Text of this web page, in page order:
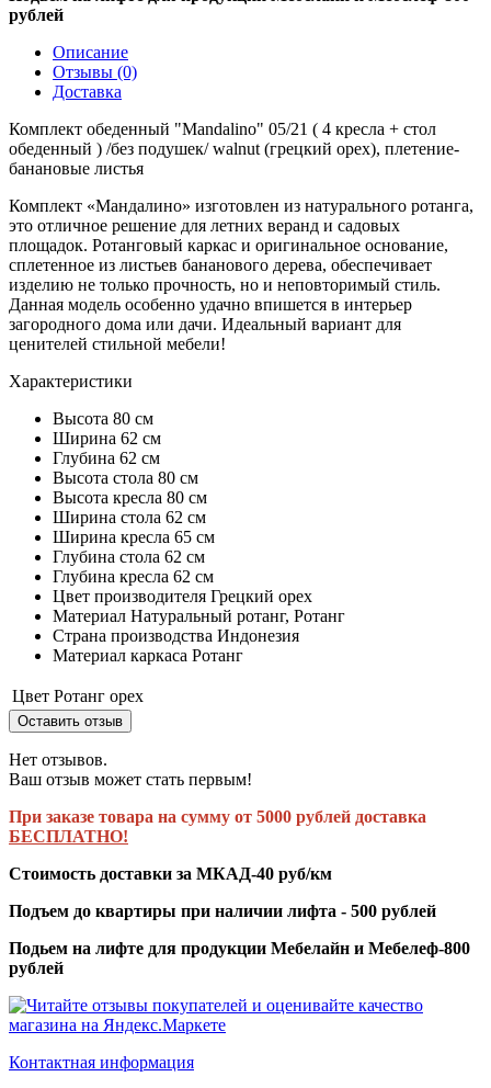
рублей
Описание
Отзывы (0)
Доставка
Комплект обеденный "Mandalino" 05/21 ( 4 кресла + стол
обеденный ) /без подушек/ walnut (грецкий орех), плетение-
банановые листья
Комплект «Мандалино» изготовлен из натурального ротанга,
это отличное решение для летних веранд и садовых
площадок. Ротанговый каркас и оригинальное основание,
сплетенное из листьев бананового дерева, обеспечивает
изделию не только прочность, но и неповторимый стиль.
Данная модель особенно удачно впишется в интерьер
загородного дома или дачи. Идеальный вариант для
ценителей стильной мебели!
Характеристики
Высота 80 см
Ширина 62 см
Глубина 62 см
Высота стола 80 см
Высота кресла 80 см
Ширина стола 62 см
Ширина кресла 65 см
Глубина стола 62 см
Глубина кресла 62 см
Цвет производителя Грецкий орех
Материал Натуральный ротанг, Ротанг
Страна производства Индонезия
Материал каркаса Ротанг
Цвет Ротанг орех
Оставить отзыв
Нет отзывов.
Ваш отзыв может стать первым!
При заказе товара на сумму от 5000 рублей доставка
БЕСПЛАТНО!
Стоимость доставки за МКАД-40 руб/км
Подъем до квартиры при наличии лифта - 500 рублей
Подьем на лифте для продукции Мебелайн и Мебелеф-800
рублей
Контактная информация